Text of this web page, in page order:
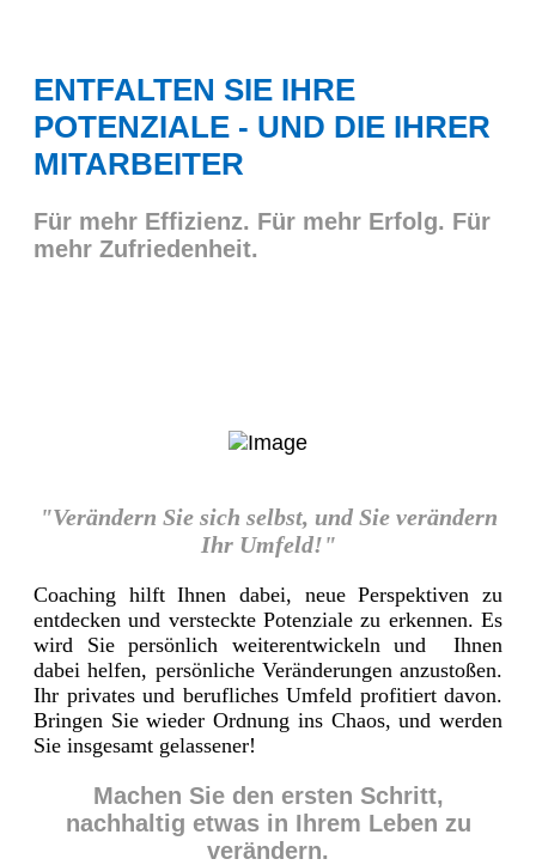
ENTFALTEN SIE IHRE
POTENZIALE - UND DIE IHRER
MITARBEITER
Für mehr Effizienz. Für mehr Erfolg. Für
mehr Zufriedenheit.
"Verändern Sie sich selbst, und Sie verändern
Ihr Umfeld!"
Coaching hilft Ihnen dabei, neue Perspektiven zu
entdecken und versteckte Potenziale zu erkennen. Es
wird Sie persönlich weiterentwickeln und Ihnen
dabei helfen, persönliche Veränderungen anzustoßen.
Ihr privates und berufliches Umfeld profitiert davon.
Bringen Sie wieder Ordnung ins Chaos, und werden
Sie insgesamt gelassener!
Machen Sie den ersten Schritt,
nachhaltig etwas in Ihrem Leben zu
verändern.